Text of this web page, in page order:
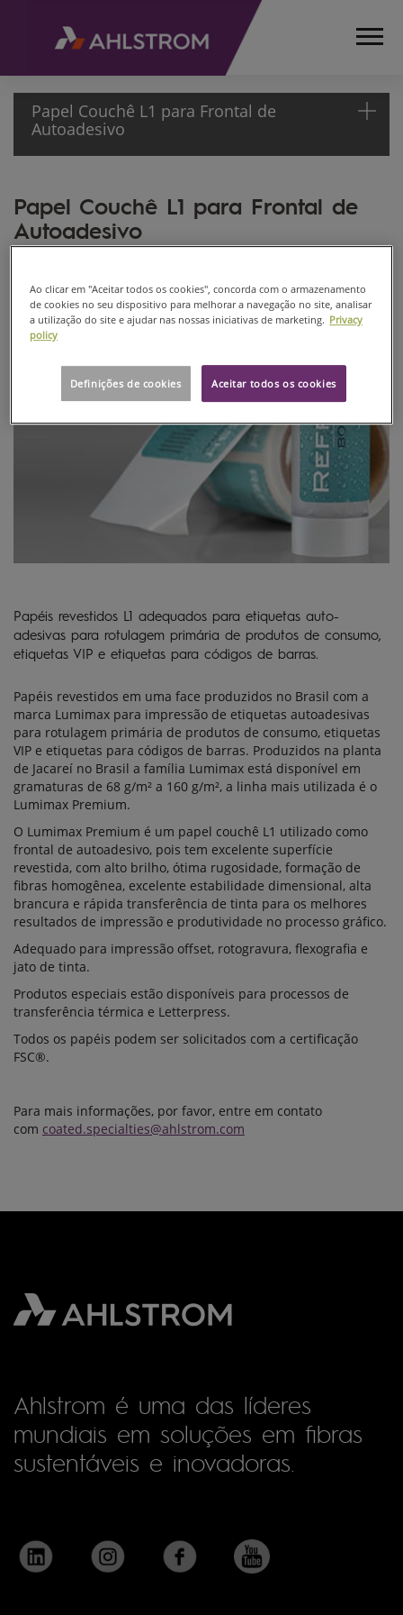
Papel Couchê L1 para Frontal de
Autoadesivo
PRODUTOS
PAPÉIS
AUTOADESIVOS
COUCHÊ L1
PARA
FRONTAL DE
Papel Couchê L1 para Frontal de
Autoadesivo
Papéis revestidos L1 adequados para etiquetas auto-
adesivas para rotulagem primária de produtos de consumo,
etiquetas VIP e etiquetas para códigos de barras.
Papéis revestidos em uma face produzidos no Brasil com a
marca Lumimax para impressão de etiquetas autoadesivas
para rotulagem primária de produtos de consumo, etiquetas
VIP e etiquetas para códigos de barras. Produzidos na planta
de Jacareí no Brasil a família Lumimax está disponível em
gramaturas de 68 g/m² a 160 g/m², a linha mais utilizada é o
Lumimax Premium.
O Lumimax Premium é um papel couchê L1 utilizado como
frontal de autoadesivo, pois tem excelente superfície
revestida, com alto brilho, ótima rugosidade, formação de
fibras homogênea, excelente estabilidade dimensional, alta
brancura e rápida transferência de tinta para os melhores
resultados de impressão e produtividade no processo gráfico.
Adequado para impressão offset, rotogravura, flexografia e
jato de tinta.
Produtos especiais estão disponíveis para processos de
transferência térmica e Letterpress.
Todos os papéis podem ser solicitados com a certificação
FSC®.
Para mais informações, por favor, entre em contato
com coated.specialties@ahlstrom.com
Ahlstrom é uma das líderes
mundiais em soluções em fibras
sustentáveis e inovadoras.
Ao clicar em "Aceitar todos os cookies", concorda com o armazenamento
de cookies no seu dispositivo para melhorar a navegação no site, analisar
a utilização do site e ajudar nas nossas iniciativas de marketing. Privacy
policy
Aceitar todos os cookies
Definições de cookies